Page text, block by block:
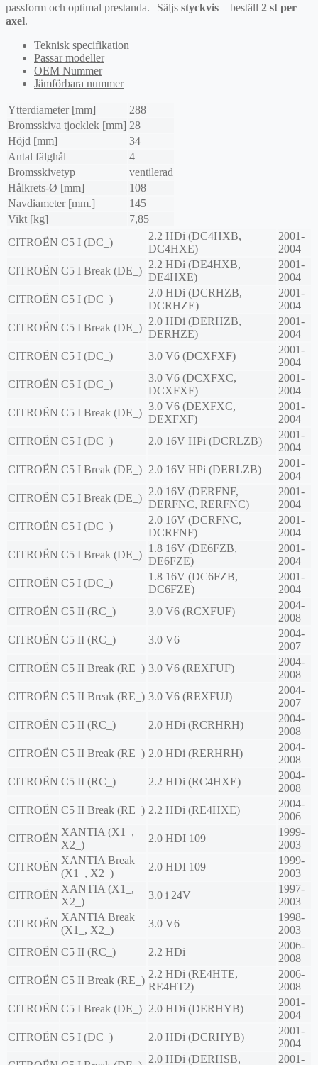
passform och optimal prestanda. Säljs styckvis – beställ 2 st per
axel.
Teknisk specifikation
Passar modeller
OEM Nummer
Jämförbara nummer
Ytterdiameter [mm]
288
Bromsskiva tjocklek [mm] 28
Höjd [mm]
34
Antal fälghål
4
Bromsskivetyp
ventilerad
Hålkrets-Ø [mm]
108
Navdiameter [mm.]
145
Vikt [kg]
7,85
CITROËN C5 I (DC_)
2.2 HDi (DC4HXB,
DC4HXE)
2001-
2004
CITROËN C5 I Break (DE_)
2.2 HDi (DE4HXB,
DE4HXE)
2001-
2004
CITROËN C5 I (DC_)
2.0 HDi (DCRHZB,
DCRHZE)
2001-
2004
CITROËN C5 I Break (DE_)
2.0 HDi (DERHZB,
DERHZE)
2001-
2004
CITROËN C5 I (DC_) 3.0 V6 (DCXFXF)
2001-
2004
CITROËN C5 I (DC_)
3.0 V6 (DCXFXC,
DCXFXF)
2001-
2004
CITROËN C5 I Break (DE_)
3.0 V6 (DEXFXC,
DEXFXF)
2001-
2004
CITROËN C5 I (DC_) 2.0 16V HPi (DCRLZB)
2001-
2004
CITROËN C5 I Break (DE_) 2.0 16V HPi (DERLZB)
2001-
2004
CITROËN C5 I Break (DE_)
2.0 16V (DERFNF,
DERFNC, RERFNC)
2001-
2004
CITROËN C5 I (DC_)
2.0 16V (DCRFNC,
DCRFNF)
2001-
2004
CITROËN C5 I Break (DE_)
1.8 16V (DE6FZB,
DE6FZE)
2001-
2004
CITROËN C5 I (DC_)
1.8 16V (DC6FZB,
DC6FZE)
2001-
2004
CITROËN C5 II (RC_) 3.0 V6 (RCXFUF)
2004-
2008
CITROËN C5 II (RC_) 3.0 V6
2004-
2007
CITROËN C5 II Break (RE_) 3.0 V6 (REXFUF)
2004-
2008
CITROËN C5 II Break (RE_) 3.0 V6 (REXFUJ)
2004-
2007
CITROËN C5 II (RC_) 2.0 HDi (RCRHRH)
2004-
2008
CITROËN C5 II Break (RE_) 2.0 HDi (RERHRH)
2004-
2008
CITROËN C5 II (RC_) 2.2 HDi (RC4HXE)
2004-
2008
CITROËN C5 II Break (RE_) 2.2 HDi (RE4HXE)
2004-
2006
CITROËN
XANTIA (X1_,
X2_)
2.0 HDI 109
1999-
2003
CITROËN
XANTIA Break
(X1_, X2_)
2.0 HDI 109
1999-
2003
CITROËN
XANTIA (X1_,
X2_)
3.0 i 24V
1997-
2003
CITROËN
XANTIA Break
(X1_, X2_)
3.0 V6
1998-
2003
CITROËN C5 II (RC_) 2.2 HDi
2006-
2008
CITROËN C5 II Break (RE_)
2.2 HDi (RE4HTE,
RE4HT2)
2006-
2008
CITROËN C5 I Break (DE_) 2.0 HDi (DERHYB)
2001-
2004
CITROËN C5 I (DC_) 2.0 HDi (DCRHYB)
2001-
2004
2.0 HDi (DERHSB, 2001-